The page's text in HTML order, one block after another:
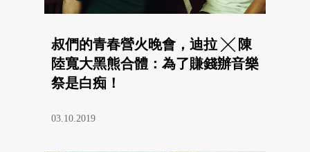
叔們的青春營火晚會，迪拉 ╳ 陳
陸寬大黑熊合體：為了賺錢辦音樂
祭是白痴！
03.10.2019